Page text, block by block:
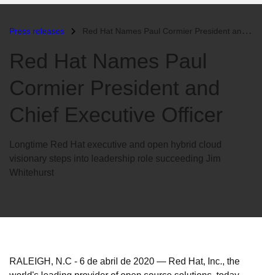
Press releases Red Hat Names Paul Cormier President and Chief Executive Officer...
Red Hat Names Paul
Cormier President and
Chief Executive Officer
Longtime Red Hat executive and open hybrid cloud
visionary steps into leadership role succeeding Jim
Whitehurst
RALEIGH, N.C - 6 de abril de 2020 — Red Hat, Inc., the